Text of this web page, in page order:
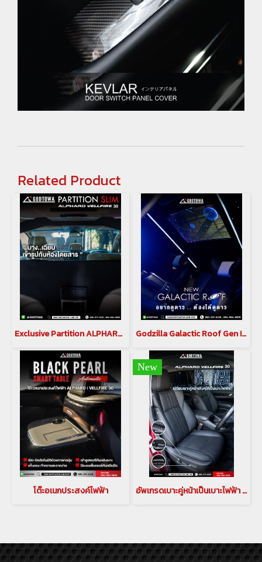
Related Product
Exclusive Partition ALPHARD VELLFIRD 40 ฉากกั้นห้องโดยสาร อัลพาร์ด เวลไฟร์ 40(copy)(copy) Godzilla Galactic Roof Gen II หลังคาดาวสำหรับ อัลพาร์ด เวลไฟร์ ALPHARD/VELLFIRE 20 รุ่นปี 2008-2014 , ALPHARD/VELLFIRE 30 รุ่นปี 2015-2023(copy)
โต๊ะอเนกประสงค์ไฟฟ้า
New
อัพเกรดเบาะคู่หน้าเป็นเบาะไฟฟ้า สำหรับรถ alphard vellfire(copy)